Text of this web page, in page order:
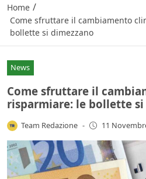
Home /
Come sfruttare il cambiamento
bollette si dimezzano
News
Come sfruttare il
risparmiare: le bollette si
Team Redazione - 11